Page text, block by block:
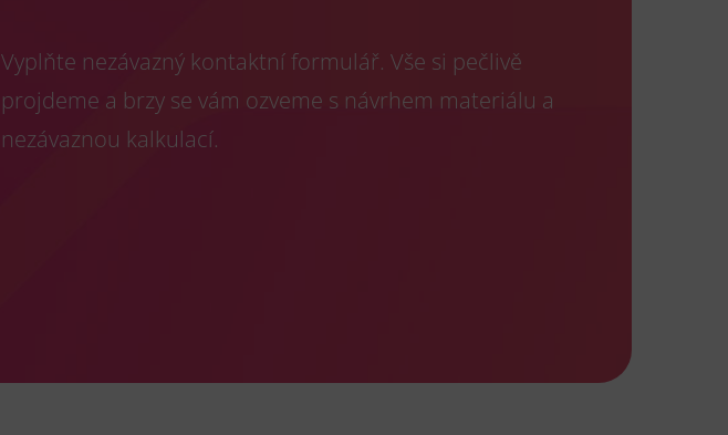
Vyplňte nezávazný kontaktní formulář. Vše si pečlivě
projdeme a brzy se vám ozveme s návrhem materiálu a
nezávaznou kalkulací.